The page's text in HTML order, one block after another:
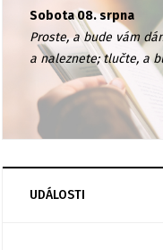
Sobota 08. srpna
Proste, a bude vám
a naleznete; tlučte, a
UDÁLOSTI